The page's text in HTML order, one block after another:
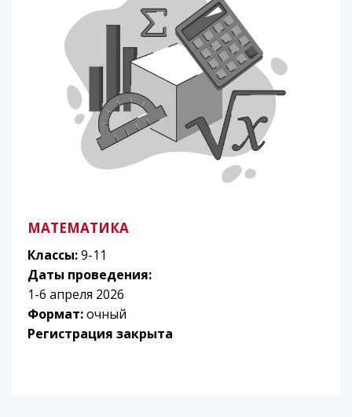
МАТЕМАТИКА
Классы:9-11
Даты проведения:
1-6 апреля 2026
Формат:очный
Регистрация закрыта